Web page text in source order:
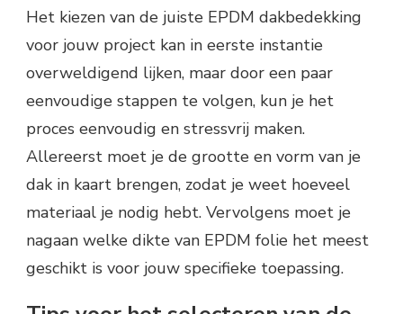
Het kiezen van de juiste EPDM dakbedekking
voor jouw project kan in eerste instantie
overweldigend lijken, maar door een paar
eenvoudige stappen te volgen, kun je het
proces eenvoudig en stressvrij maken.
Allereerst moet je de grootte en vorm van je
dak in kaart brengen, zodat je weet hoeveel
materiaal je nodig hebt. Vervolgens moet je
nagaan welke dikte van EPDM folie het meest
geschikt is voor jouw specifieke toepassing.